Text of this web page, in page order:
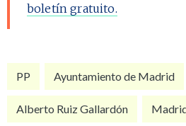
boletín gratuito.
PP Ayuntamiento de Madrid
Alberto Ruiz Gallardón